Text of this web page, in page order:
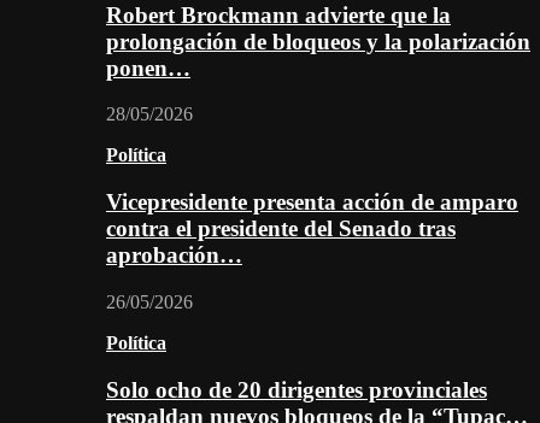
Robert Brockmann advierte que la
prolongación de bloqueos y la polarización
ponen…
28/05/2026
Política
Vicepresidente presenta acción de amparo
contra el presidente del Senado tras
aprobación…
26/05/2026
Política
Solo ocho de 20 dirigentes provinciales
respaldan nuevos bloqueos de la “Tupac…